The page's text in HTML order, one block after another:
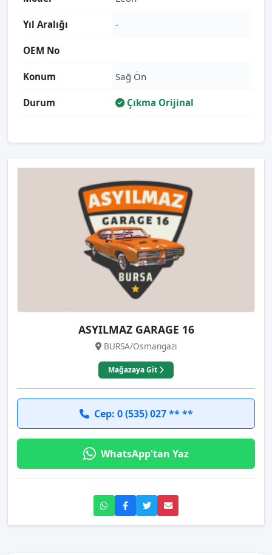
Yıl Aralığı -
OEM No
Konum Sağ Ön
Durum Çıkma Orijinal
ASYILMAZ GARAGE 16
BURSA/Osmangazi
Mağazaya Git
Cep: 0 (535) 027 ** **
WhatsApp'tan Yaz